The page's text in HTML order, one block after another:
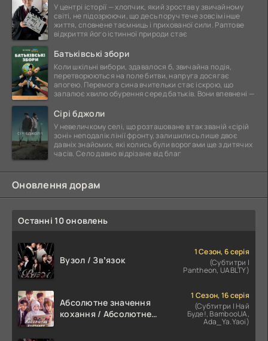
У центрі історії — хлопчик, який зростав у звичайному
світі, не підозрюючи, що десь поруч тече зовсім інше
життя, сповнене таємниць і прихованої сили. Раптове
відкриття його істинної природи стає
Батьківські збори
Коли шкільні вибори, здавалося б, звичайна подія,
перетворюються на поле битви, напруга досягає
апогею. Перемога сина вчительки стає іскрою, що
запалює хвилю обурення серед батьків. Вони впевнені —
Сірі бджоли
У невеличкому селі, що розташоване в так званій «сірій
зоні» неподалік лінії фронту, залишились лише двоє
давніх знайомих, які колись були ворогами ще з дитячих
часів. Село давно відрізане від благ
Оновлення дорам
Останні 10 оновлень
Вузол / Звʼязок
1 Сезон, 6 серія
(Субтитри |
Pantheon, UABLTY)
Абсолютне значення
кохання / Абсолютне
1 Сезон, 16 серія
(Субтитри | Най
Буде!, BambooUA,
Ada_Ya.Yaoi)